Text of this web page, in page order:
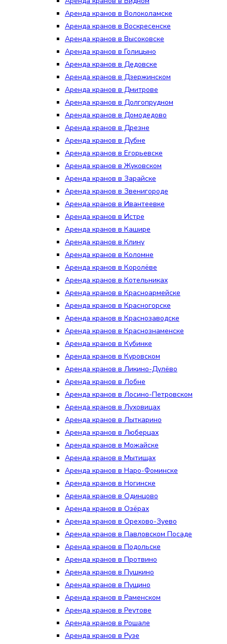
Аренда кранов в Волоколамске
Аренда кранов в Воскресенске
Аренда кранов в Высоковске
Аренда кранов в Голицыно
Аренда кранов в Дедовске
Аренда кранов в Дзержинском
Аренда кранов в Дмитрове
Аренда кранов в Долгопрудном
Аренда кранов в Домодедово
Аренда кранов в Дрезне
Аренда кранов в Дубне
Аренда кранов в Егорьевске
Аренда кранов в Жуковском
Аренда кранов в Зарайске
Аренда кранов в Звенигороде
Аренда кранов в Ивантеевке
Аренда кранов в Истре
Аренда кранов в Кашире
Аренда кранов в Клину
Аренда кранов в Коломне
Аренда кранов в Королёве
Аренда кранов в Котельниках
Аренда кранов в Красноармейске
Аренда кранов в Красногорске
Аренда кранов в Краснозаводске
Аренда кранов в Краснознаменске
Аренда кранов в Кубинке
Аренда кранов в Куровском
Аренда кранов в Ликино-Дулёво
Аренда кранов в Лобне
Аренда кранов в Лосино-Петровском
Аренда кранов в Луховицах
Аренда кранов в Лыткарино
Аренда кранов в Люберцах
Аренда кранов в Можайске
Аренда кранов в Мытищах
Аренда кранов в Наро-Фоминске
Аренда кранов в Ногинске
Аренда кранов в Одинцово
Аренда кранов в Озёрах
Аренда кранов в Орехово-Зуево
Аренда кранов в Павловском Посаде
Аренда кранов в Подольске
Аренда кранов в Протвино
Аренда кранов в Пушкино
Аренда кранов в Пущино
Аренда кранов в Раменском
Аренда кранов в Реутове
Аренда кранов в Рошале
Аренда кранов в Рузе